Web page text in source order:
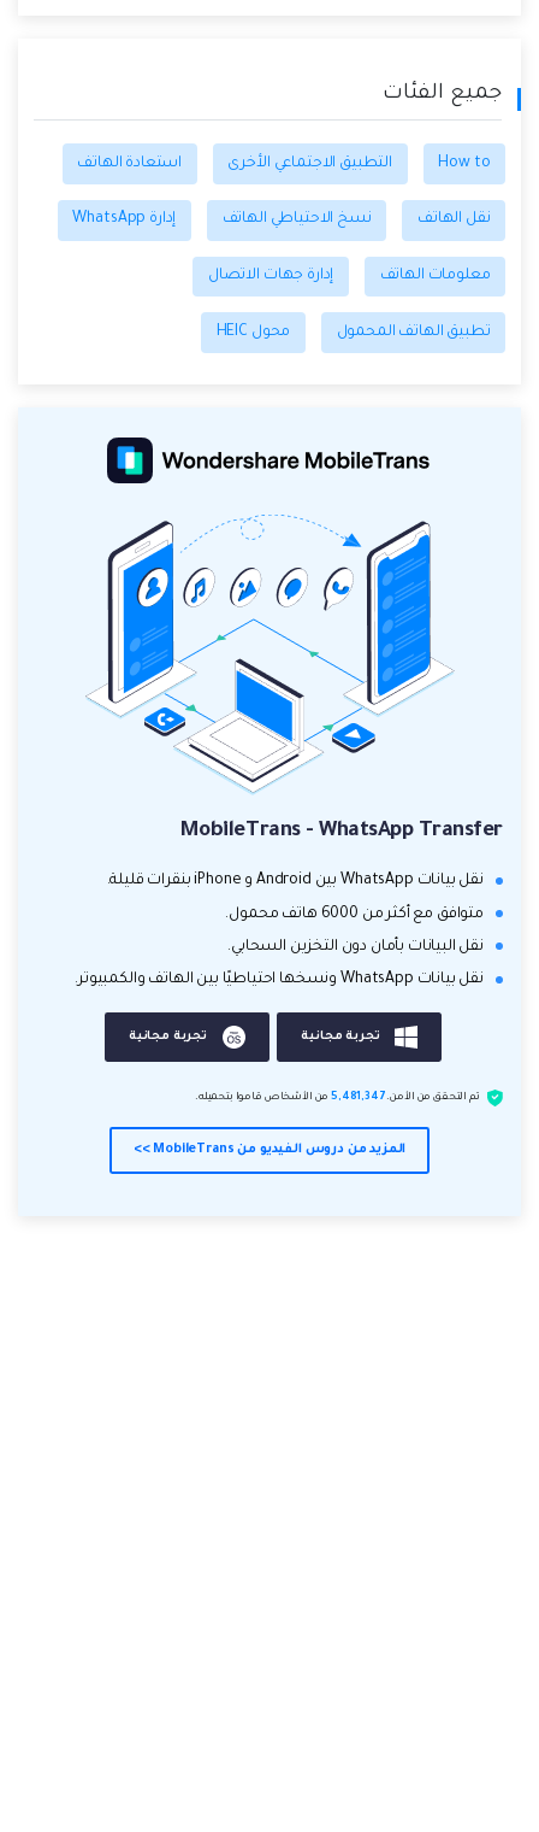
جميع الفئات
How to التطبيق الاجتماعي الأخرى استعادة الهاتف
نقل الهاتف نسخ الاحتياطي الهاتف إدارة WhatsApp
معلومات الهاتف إدارة جهات الاتصال
تطبيق الهاتف المحمول محول HEIC
MobileTrans - WhatsApp Transfer
نقل بيانات WhatsApp بين Android و iPhone بنقرات قليلة.
متوافق مع أكثر من 6000 هاتف محمول.
نقل البيانات بأمان دون التخزين السحابي.
نقل بيانات WhatsApp ونسخها احتياطيًا بين الهاتف والكمبيوتر.
تجربة مجانية تجربة مجانية
تم التحقق من الأمن.5,481,347 من الأشخاص قاموا بتحميله.
المزيد من دروس الفيديو من MobileTrans >>